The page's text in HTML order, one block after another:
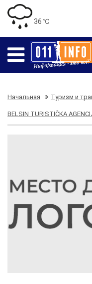
36 ℃
Начальная Туризм и
BELSIN TURISTIČKA